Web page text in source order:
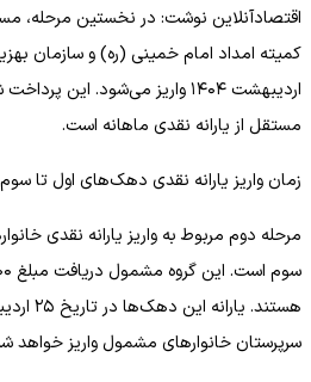
اقتصادآنلاین نوشت: در نخستین
اردیبهشت ۱۴۰۴ واریز می‌شود.
مستقل از یارانه نقدی ماهانه است.
زمان واریز یارانه نقدی دهک‌های اول تا سوم
مرحله دوم مربوط به واریز یارانه نقدی
سرپرستان خانوارهای مشمول واریز خواهد